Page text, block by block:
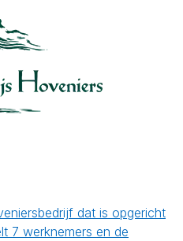
dat is opgericht
7 werknemers en de